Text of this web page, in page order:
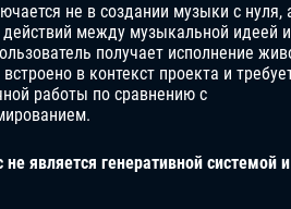
не в создании музыки с нуля,
между музыкальной идеей и
получает исполнение
в контекст проекта и
работы по сравнению с
является генеративной системой